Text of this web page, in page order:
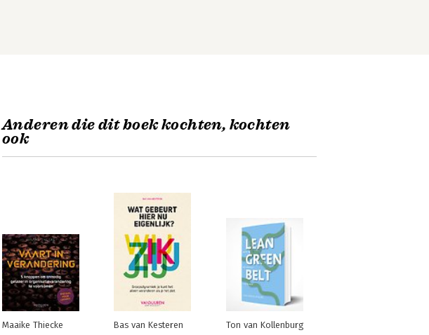
Anderen die dit boek kochten, kochten
ook
Maaike Thiecke Bas van Kesteren Ton van Kollenburg